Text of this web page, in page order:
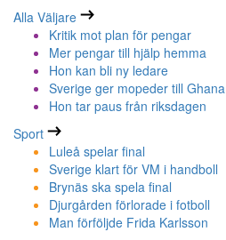
Alla Väljare
Kritik mot plan för pengar
Mer pengar till hjälp hemma
Hon kan bli ny ledare
Sverige ger mopeder till Ghana
Hon tar paus från riksdagen
Sport
Luleå spelar final
Sverige klart för VM i handboll
Brynäs ska spela final
Djurgården förlorade i fotboll
Man förföljde Frida Karlsson